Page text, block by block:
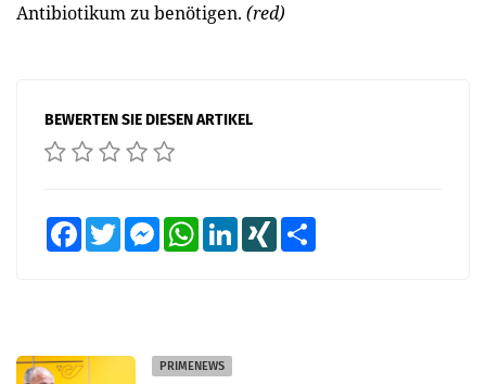
Antibiotikum zu benötigen. (red)
BEWERTEN SIE DIESEN ARTIKEL
FacebookTwitter MessengerWhatsAppLinkedInXING
PRIMENEWS